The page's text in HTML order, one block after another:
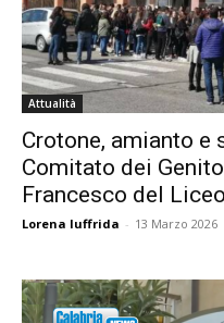
Attualità
Crotone, amianto e
Comitato dei
Francesco del
Lorena Iuffrida - 13 Marzo 2026